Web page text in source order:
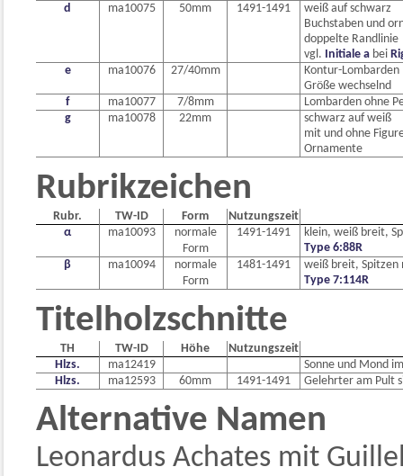
d
ma10075 50mm 1491-1491
weiß auf schwarz
Buchstaben und
doppelte Randlinie
vgl. Initiale a bei
e
ma10076 27/40mm
Kontur-
Größe wechselnd
f
ma10077 7/8mm
Lombarden ohne
g
ma10078 22mm
schwarz auf weiß
mit und ohne
Ornamente
Rubrikzeichen
Rubr. TW-ID Form
Nutzungszeit
α
ma10093
normale
Form
1491-1491
klein, weiß breit,
Type 6:88R
β
ma10094
normale
Form
1481-1491
weiß breit, Spitzen
Type 7:114R
Titelholzschnitte
TH TW-ID Höhe
Nutzungszeit
Hlzs.
ma12419
Sonne und Mond
Hlzs.
ma12593 60mm 1491-1491 Gelehrter am Pult
Alternative Namen
Leonardus Achates mit